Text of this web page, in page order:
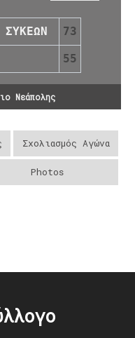
73
55
Νεάπολης
Σχολιασμός Αγώνα
Photos